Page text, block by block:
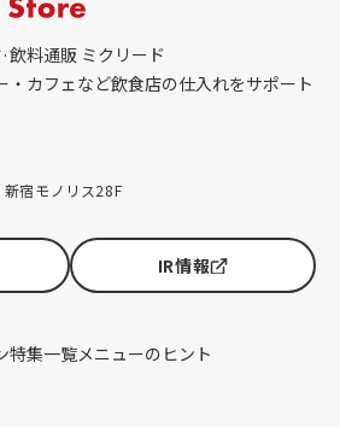
飲料通販 ミクリード
・カフェなど飲食店の仕入れをサポート
宿モノリス28F
IR情報
特集一覧メニューのヒント